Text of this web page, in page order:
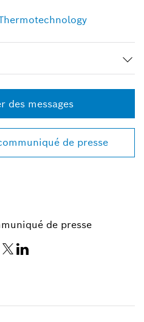
des messages
de presse
de presse